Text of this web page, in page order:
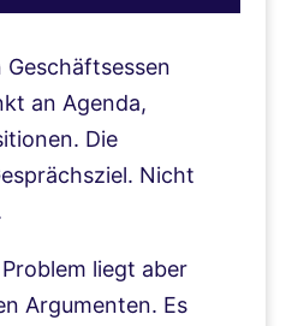
Geschäftsessen
an Agenda,
Die
Nicht
liegt aber
Argumenten. Es